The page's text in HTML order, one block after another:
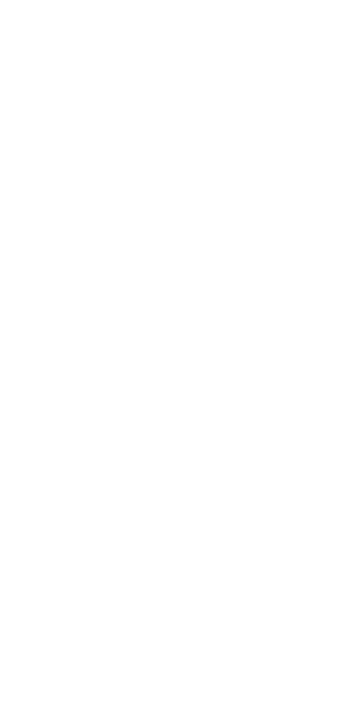
marcar com dias de antecedência. Ainda
involuntariamente.